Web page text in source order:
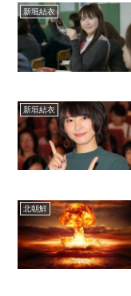
新垣結衣
新垣結衣
北朝鮮